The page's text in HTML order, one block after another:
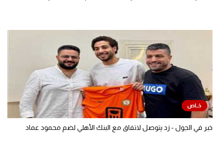
خبر في الجول - زد يتوصل لاتفاق مع البنك الأهلي لضم محمود عماد